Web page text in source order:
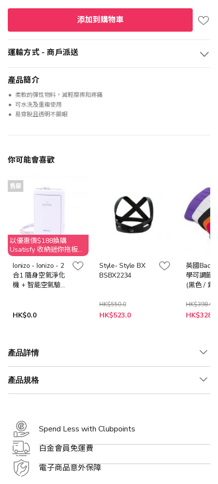
添加到購物車
運輸方式 - 商戶派送
產品簡介
柔軟的彈性物料，減輕摩擦和疼痛
可水洗及重複使用
易穿脫且透明不顯眼
你可能會喜歡
售罄
以優惠價$188換購
Usatisfy 收納迷你拖板
(原價$269)
Ionizo - Ionizo - 2
合1 隨身空氣淨化
機 + 智能空氣驗測
HK$0.0
Style- Style BX
BSBX2234
HK$550.0
HK$523.0
英國Back
學可調節
(黑色 / 紫
HK$398.0
HK$328.0
產品詳情
產品規格
Spend Less with Clubpoints
白金會員免運費
電子商品意外保障